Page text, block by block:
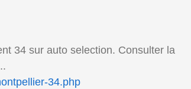
34 sur auto selection. Consulter la
34.php